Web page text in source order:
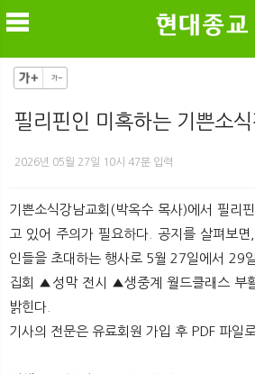
필리핀인 미혹하는 기쁜소식
2026년 05월 27일 10시 47분 입력
기쁜소식강남교회(박옥수 목사)에서 필리
고 있어 주의가 필요하다. 공지를 살펴보면
인들을 초대하는 행사로 5월 27일에서 29
집회 ▲성막 전시 ▲생중계 월드클래스 부
밝힌다.
기사의 전문은 유료회원 가입 후 PDF 파일